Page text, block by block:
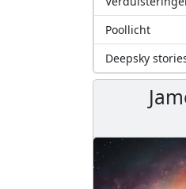
Poollicht
Deepsky